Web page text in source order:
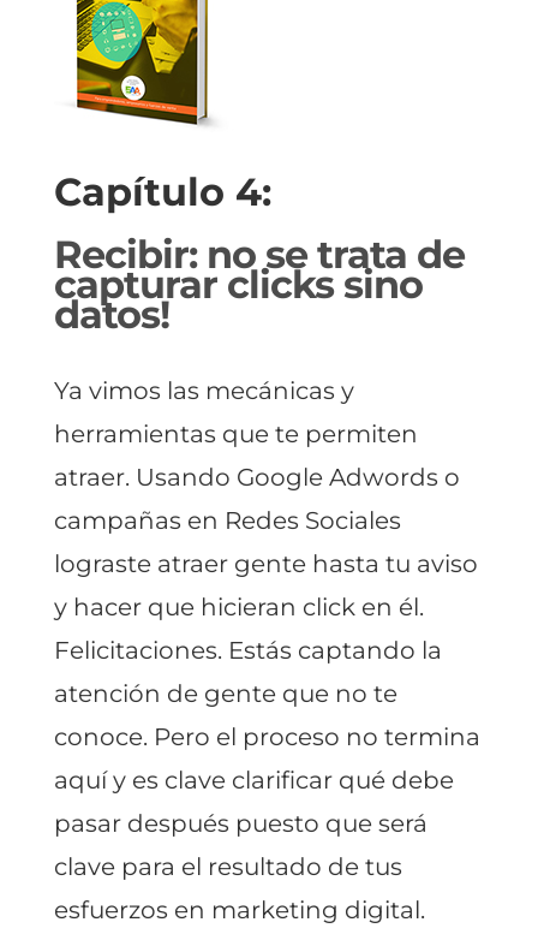
Capítulo 4:
Recibir: no se trata de
capturar clicks sino
datos!
Ya vimos las mecánicas y
herramientas que te permiten
atraer. Usando Google Adwords o
campañas en Redes Sociales
lograste atraer gente hasta tu aviso
y hacer que hicieran click en él.
Felicitaciones. Estás captando la
atención de gente que no te
conoce. Pero el proceso no termina
aquí y es clave clarificar qué debe
pasar después puesto que será
clave para el resultado de tus
esfuerzos en marketing digital.